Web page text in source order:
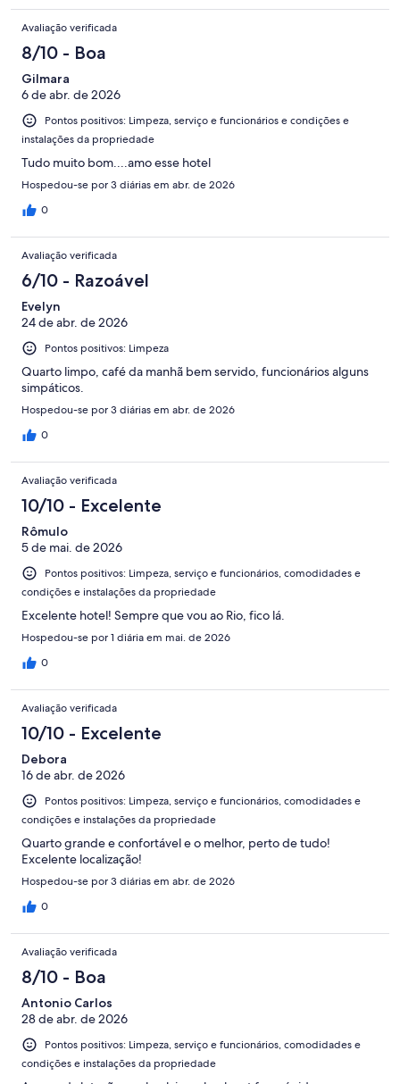
Avaliação verificada
8/10 - Boa
Gilmara
6 de abr. de 2026
Pontos positivos: Limpeza, serviço e funcionários e condições e
instalações da propriedade
Tudo muito bom....amo esse hotel
Hospedou-se por 3 diárias em abr. de 2026
0
Avaliação verificada
6/10 - Razoável
Evelyn
24 de abr. de 2026
Pontos positivos: Limpeza
Quarto limpo, café da manhã bem servido, funcionários alguns
simpáticos.
Hospedou-se por 3 diárias em abr. de 2026
0
Avaliação verificada
10/10 - Excelente
Rômulo
5 de mai. de 2026
Pontos positivos: Limpeza, serviço e funcionários, comodidades e
condições e instalações da propriedade
Excelente hotel! Sempre que vou ao Rio, fico lá.
Hospedou-se por 1 diária em mai. de 2026
0
Avaliação verificada
10/10 - Excelente
Debora
16 de abr. de 2026
Pontos positivos: Limpeza, serviço e funcionários, comodidades e
condições e instalações da propriedade
Quarto grande e confortável e o melhor, perto de tudo!
Excelente localização!
Hospedou-se por 3 diárias em abr. de 2026
0
Avaliação verificada
8/10 - Boa
Antonio Carlos
28 de abr. de 2026
Pontos positivos: Limpeza, serviço e funcionários, comodidades e
condições e instalações da propriedade